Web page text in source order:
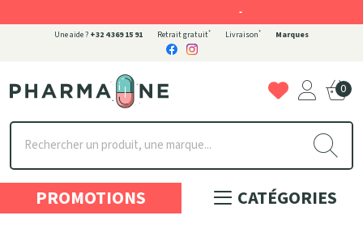
Une aide ? +32 4 369 15 91 Retrait gratuit* Livraison* Marques
Pharmaone Votre pharmacie en ligne à votre service
0
PROMOTIONS CATÉGORIES